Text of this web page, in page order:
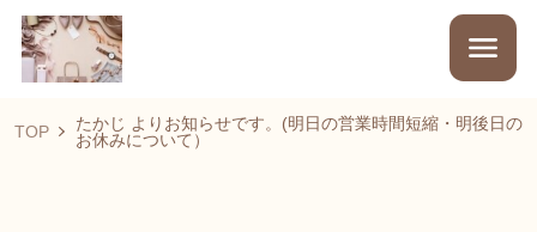
TOP
たかじ よりお知らせです。(明日の営業時間短縮・明後日の
お休みについて）